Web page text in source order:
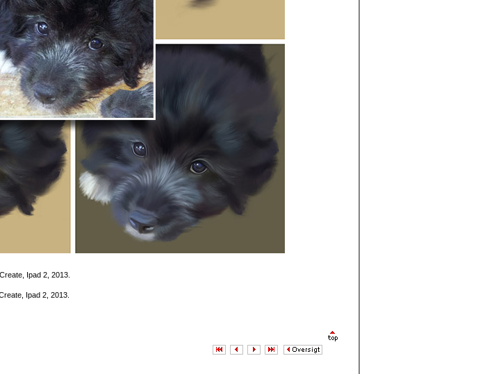
Ipad 2, 2013.
Ipad 2, 2013.